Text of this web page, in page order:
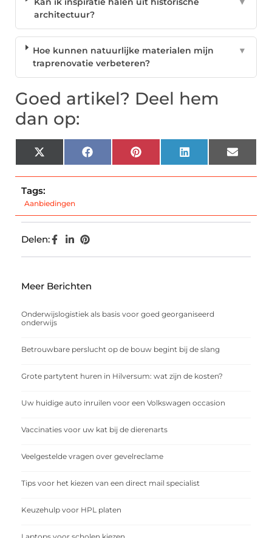
architectuur?
Hoe kunnen natuurlijke materialen mijn
traprenovatie verbeteren?
▼
Goed artikel? Deel hem
dan op:
X
(Twitter)
Facebook Pinterest LinkedIn Email
Tags:
Aanbiedingen
Delen:
Meer Berichten
Onderwijslogistiek als basis voor goed georganiseerd
onderwijs
Betrouwbare perslucht op de bouw begint bij de slang
Grote partytent huren in Hilversum: wat zijn de kosten?
Uw huidige auto inruilen voor een Volkswagen occasion
Vaccinaties voor uw kat bij de dierenarts
Veelgestelde vragen over gevelreclame
Tips voor het kiezen van een direct mail specialist
Keuzehulp voor HPL platen